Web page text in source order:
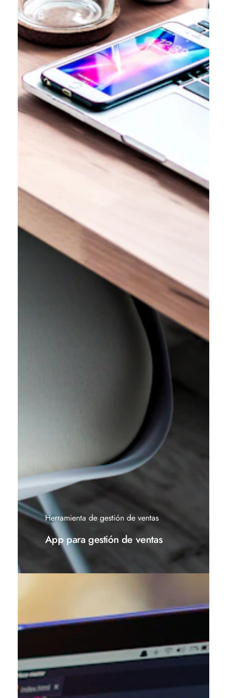
Herramienta de gestión de ventas
App para gestión de ventas